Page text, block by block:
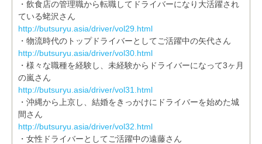
・飲食店の管理職から転職してドライバーになり大活躍され
ている蛯沢さん
http://butsuryu.asia/driver/vol29.html
・物流時代のトップドライバーとしてご活躍中の矢代さん
http://butsuryu.asia/driver/vol30.html
・様々な職種を経験し、未経験からドライバーになって3ヶ月
の嵐さん
http://butsuryu.asia/driver/vol31.html
・沖縄から上京し、結婚をきっかけにドライバーを始めた城
間さん
http://butsuryu.asia/driver/vol32.html
・女性ドライバーとしてご活躍中の遠藤さん